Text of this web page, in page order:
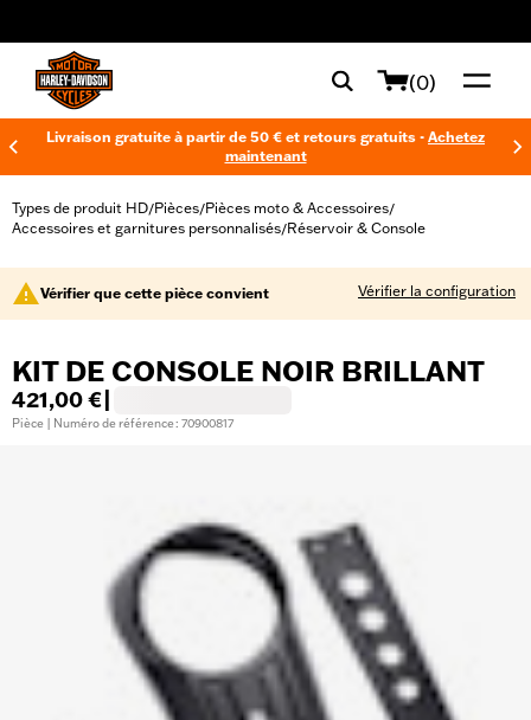
(0)
Livraison gratuite à partir de 50 € et retours gratuits - Achetez
maintenant
Types de produit HD/Pièces/Pièces moto & Accessoires/
Accessoires et garnitures personnalisés/Réservoir & Console
Vérifier que cette pièce convient Vérifier la configuration
KIT DE CONSOLE NOIR BRILLANT
421,00 €
Pièce | Numéro de référence : 70900817